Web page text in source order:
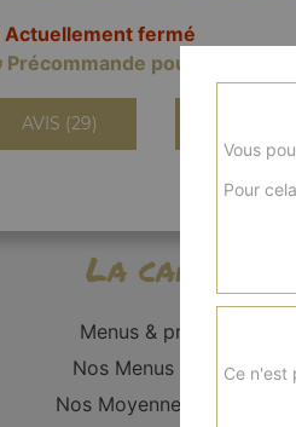
Actuellement fermé
Précommande pour 11h20
AVIS (29)
La carte
Menus & promos
Nos Menus Enfant
Nos Moyennes Pizzas
Vous
Pour
Ce n'est